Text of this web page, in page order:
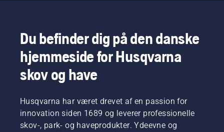
Du befinder dig på den danske
hjemmeside for Husqvarna
skov og have
Husqvarna har været drevet af en passion for
innovation siden 1689 og leverer professionelle
skov-, park- og haveprodukter. Ydeevne og